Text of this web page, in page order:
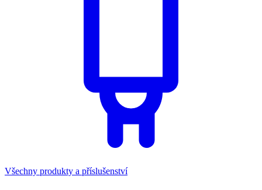
Všechny produkty a příslušenství